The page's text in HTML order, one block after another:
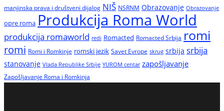
manjinska prava i društveni dijalog NIŠ NSRNM Obrazovanje Obrazovanje
opre roma Produkcija Roma World
produkcija romaworld redi Romacted Romacted Srbija romi
romi Romi i Romkinje romski jezik Savet Evrope skrug srbija srbija
stanovanje Vlada Republike Srbije YUROM centar zapošljavanje
Zapošljavanje Roma i Romkinja